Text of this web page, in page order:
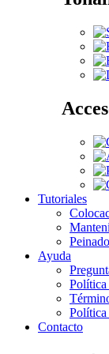
Tutoriales
Ayuda
Política
Política
Contacto